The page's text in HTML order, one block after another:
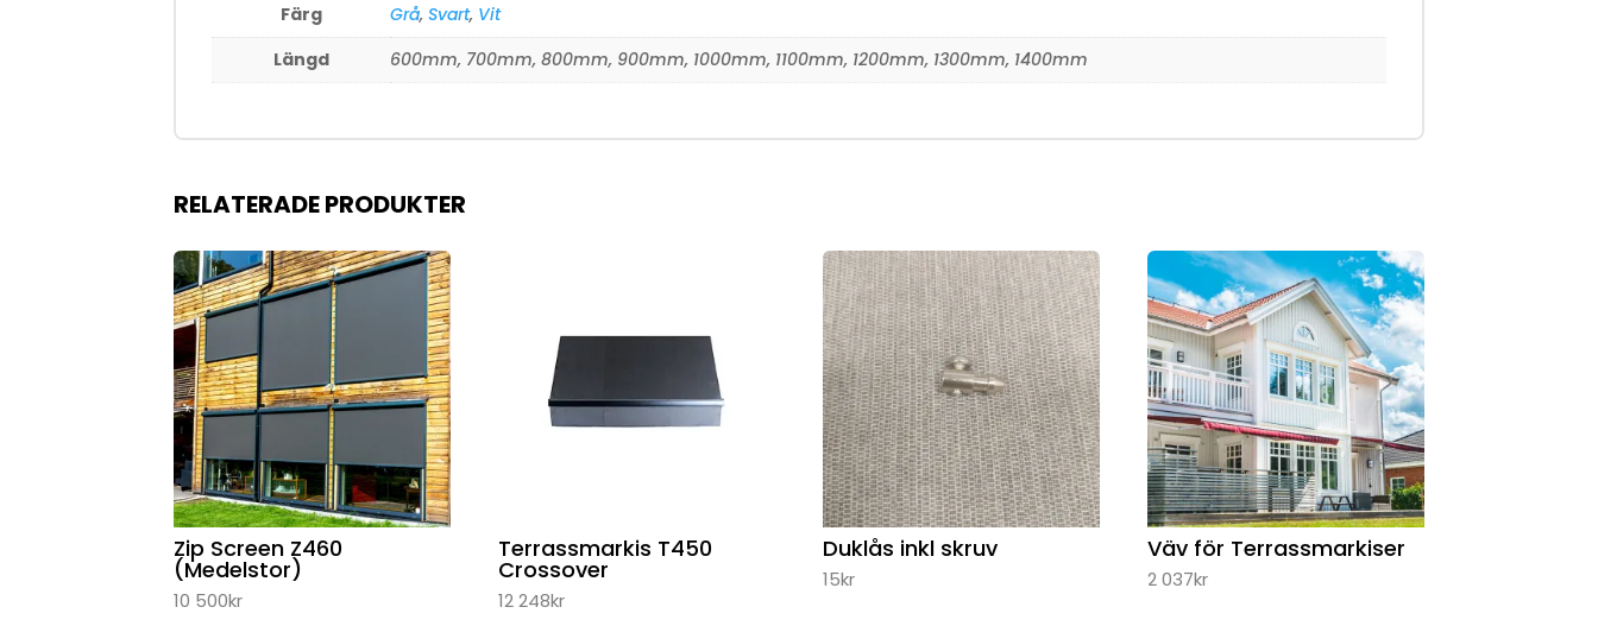
Färg Grå, Svart, Vit
Längd
600mm, 700mm, 800mm, 900mm, 1000mm, 1100mm, 1200mm, 1300mm, 1400mm
RELATERADE PRODUKTER
Zip Screen Z460
(Medelstor)
10 500kr
Terrassmarkis T450
Crossover
12 248kr
Duklås inkl skruv
15kr
Väv för Terrassmarkiser
2 037kr